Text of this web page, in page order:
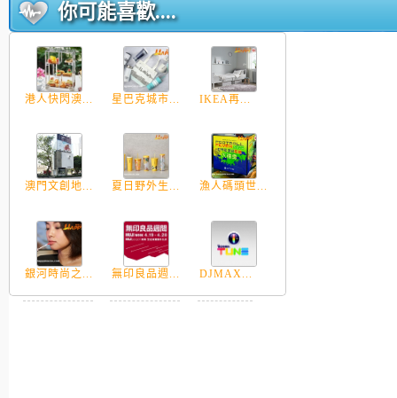
你可能喜歡....
港人快閃澳... 星巴克城市... IKEA再...
澳門文創地... 夏日野外生... 漁人碼頭世...
銀河時尚之... 無印良品週... DJMAX...